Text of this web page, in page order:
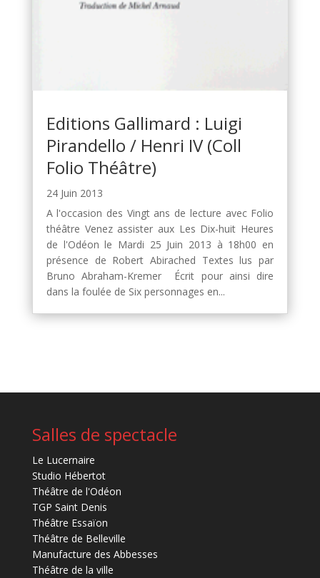
Editions Gallimard : Luigi
Pirandello / Henri IV (Coll
Folio Théâtre)
24 Juin 2013
A l'occasion des Vingt ans de lecture avec Folio
théâtre Venez assister aux Les Dix-huit Heures
de l'Odéon le Mardi 25 Juin 2013 à 18h00 en
présence de Robert Abirached Textes lus par
Bruno Abraham-Kremer Écrit pour ainsi dire
dans la foulée de Six personnages en...
Salles de spectacle
Le Lucernaire
Studio Hébertot
Théâtre de l'Odéon
TGP Saint Denis
Théâtre Essaïon
Théâtre de Belleville
Manufacture des Abbesses
Théâtre de la ville